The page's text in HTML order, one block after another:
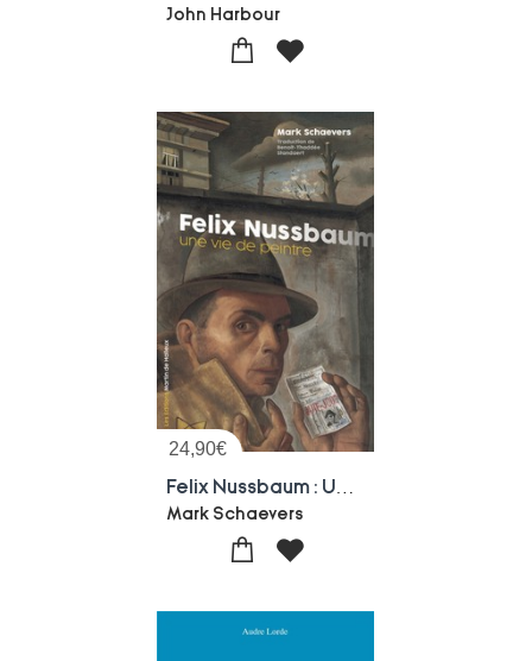
John Harbour
24,90€
Mark Schaevers